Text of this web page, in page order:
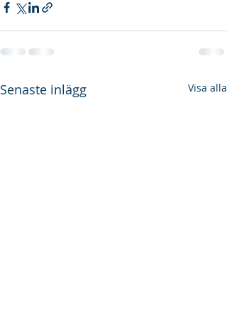
Senaste inlägg Visa alla